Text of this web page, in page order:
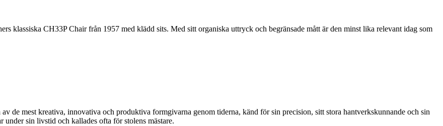
klassiska CH33P Chair från 1957 med klädd sits. Med sitt organiska uttryck och begränsade mått är den minst lika relevant idag som
de mest kreativa, innovativa och produktiva formgivarna genom tiderna, känd för sin precision, sitt stora hantverkskunnande och sin
under sin livstid och kallades ofta för stolens mästare.